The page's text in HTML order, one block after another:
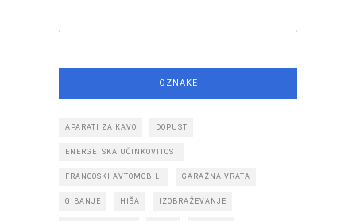
OZNAKE
APARATI ZA KAVO DOPUST
ENERGETSKA UČINKOVITOST
FRANCOSKI AVTOMOBILI GARAŽNA VRATA
GIBANJE HIŠA IZOBRAŽEVANJE